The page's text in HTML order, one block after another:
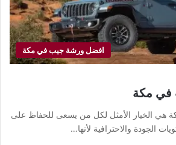
افضل ورشة جيب في مكة
في مكة
هي الخيار الأمثل لكل من يسعى للحفاظ على